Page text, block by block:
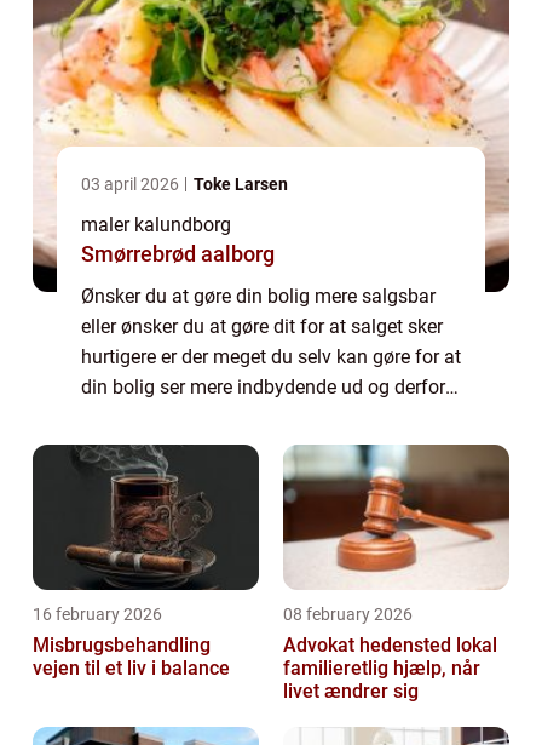
03 april 2026 Toke Larsen
maler kalundborg
Smørrebrød aalborg
Ønsker du at gøre din bolig mere salgsbar
eller ønsker du at gøre dit for at salget sker
hurtigere er der meget du selv kan gøre for at
din bolig ser mere indbydende ud og derfor
16 february 2026
Misbrugsbehandling
vejen til et liv i balance
08 february 2026
Advokat hedensted lokal
familieretlig hjælp, når
livet ændrer sig